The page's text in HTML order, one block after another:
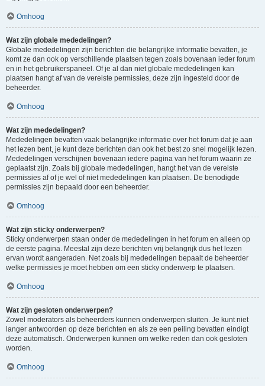
Omhoog
Wat zijn globale mededelingen?
Globale mededelingen zijn berichten die belangrijke informatie bevatten, je
komt ze dan ook op verschillende plaatsen tegen zoals bovenaan ieder forum
en in het gebruikerspaneel. Of je al dan niet globale mededelingen kan
plaatsen hangt af van de vereiste permissies, deze zijn ingesteld door de
beheerder.
Omhoog
Wat zijn mededelingen?
Mededelingen bevatten vaak belangrijke informatie over het forum dat je aan
het lezen bent, je kunt deze berichten dan ook het best zo snel mogelijk lezen.
Mededelingen verschijnen bovenaan iedere pagina van het forum waarin ze
geplaatst zijn. Zoals bij globale mededelingen, hangt het van de vereiste
permissies af of je wel of niet mededelingen kan plaatsen. De benodigde
permissies zijn bepaald door een beheerder.
Omhoog
Wat zijn sticky onderwerpen?
Sticky onderwerpen staan onder de mededelingen in het forum en alleen op
de eerste pagina. Meestal zijn deze berichten vrij belangrijk dus het lezen
ervan wordt aangeraden. Net zoals bij mededelingen bepaalt de beheerder
welke permissies je moet hebben om een sticky onderwerp te plaatsen.
Omhoog
Wat zijn gesloten onderwerpen?
Zowel moderators als beheerders kunnen onderwerpen sluiten. Je kunt niet
langer antwoorden op deze berichten en als ze een peiling bevatten eindigt
deze automatisch. Onderwerpen kunnen om welke reden dan ook gesloten
worden.
Omhoog